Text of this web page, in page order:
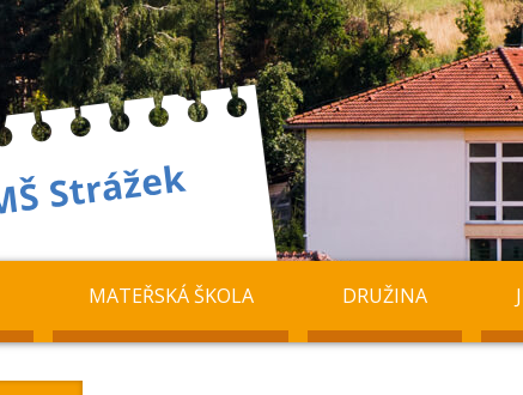
MATEŘSKÁ ŠKOLA DRUŽINA